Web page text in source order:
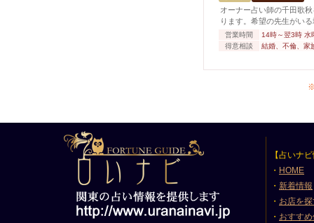
オーナー占い師の千田歌
ります。希望の先生がい
営業時間
14時～翌3時 水
得意相談
結婚、不倫、家
※
【占いナ
・ HOME
・ 新着情報
・ お店を
・ おすす